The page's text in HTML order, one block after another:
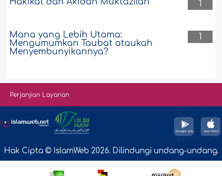
1
1
Mana yang Lebih Utama:
Mengumumkan Taubat ataukah
Menyembunyikannya?
Perjanjian Layanan
Hak Cipta © IslamWeb 2026. Dilindungi undang-undang.